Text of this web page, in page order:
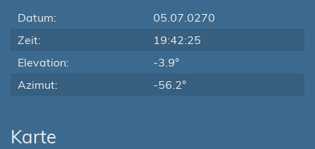
Datum:
05.07.0270
Zeit:
19:42:25
Elevation:
-3.9°
Azimut:
-56.2°
Karte